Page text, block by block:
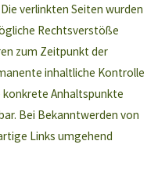
verlinkten Seiten wurden
Rechtsverstöße
zum Zeitpunkt der
inhaltliche Kontrolle
Anhaltspunkte
Bei Bekanntwerden von
Links umgehend